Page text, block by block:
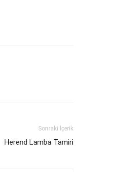
Sonraki İçerik
Herend Lamba Tamiri